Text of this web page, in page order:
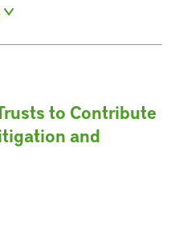
to Contribute
and